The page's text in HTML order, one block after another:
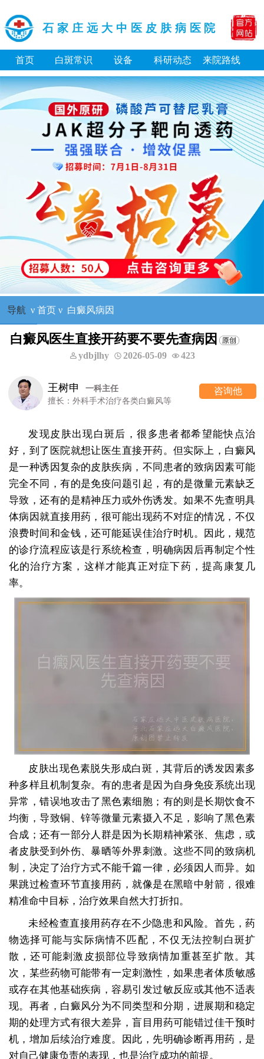
石家庄远大中医皮肤病医院
首页 白斑常识 设备 科研动态 来院路线
导航 ν 首页ν 白癜风病因
白癜风医生直接开药要不要先查病因
ydbjlhy 2026-05-09 423
王树申
一科主任
擅长：外科手术治疗各类白癜风等
咨询他
发现皮肤出现白斑后，很多患者都希望能快点治
好，到了医院就想让医生直接开药。但实际上，白癜风
是一种诱因复杂的皮肤疾病，不同患者的致病因素可能
完全不同，有的是免疫问题引起，有的是微量元素缺乏
导致，还有的是精神压力或外伤诱发。如果不先查明具
体病因就直接用药，很可能出现药不对症的情况，不仅
浪费时间和金钱，还可能延误佳治疗时机。因此，规范
的诊疗流程应该是行系统检查，明确病因后再制定个性
化的治疗方案，这样才能真正对症下药，提高康复几
率。
皮肤出现色素脱失形成白斑，其背后的诱发因素多
种多样且机制复杂。有的患者是因为自身免疫系统出现
异常，错误地攻击了黑色素细胞；有的则是长期饮食不
均衡，导致铜、锌等微量元素摄入不足，影响了黑色素
合成；还有一部分人群是因为长期精神紧张、焦虑，或
者皮肤受到外伤、暴晒等外界刺激。这些不同的致病机
制，决定了治疗方式不能千篇一律，必须因人而异。如
果跳过检查环节直接用药，就像是在黑暗中射箭，很难
精准命中目标，治疗效果自然大打折扣。
未经检查直接用药存在不少隐患和风险。首先，药
物选择可能与实际病情不匹配，不仅无法控制白斑扩
散，还可能刺激皮损部位导致病情加重甚至扩散。其
次，某些药物可能带有一定刺激性，如果患者体质敏感
或存在其他基础疾病，容易引发过敏反应或其他不适表
现。再者，白癜风分为不同类型和分期，进展期和稳定
期的处理方式有很大差异，盲目用药可能错过佳干预时
机，增加后续治疗难度。因此，先明确诊断再用药，是
对自己健康负责的表现，也是治疗成功的前提。